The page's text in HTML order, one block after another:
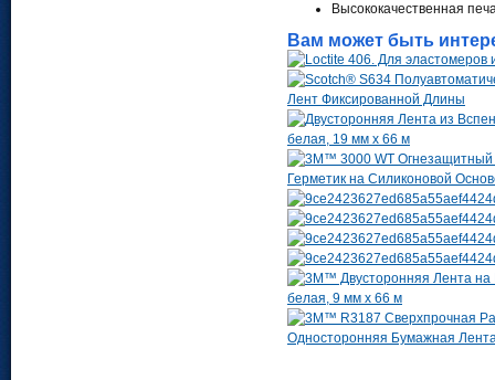
Высококачественная
Вам может быть
Лент Фиксированной Длины
белая, 19 мм х 66 м
Герметик на Силиконовой
белая, 9 мм х 66 м
Односторонняя Бумажная